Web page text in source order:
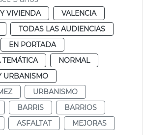
VIVIENDA
VALENCIA
TODAS LAS AUDIENCIAS
EN PORTADA
NORMAL
URBANISMO
URBANISMO
BARRIS
BARRIOS
ASFALTAT
MEJORAS